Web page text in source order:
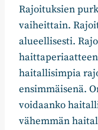
Rajoituksien
vaiheittain.
alueellisesti.
haitallisimpia
ensimmäisenä.
voidaanko
vähemmän